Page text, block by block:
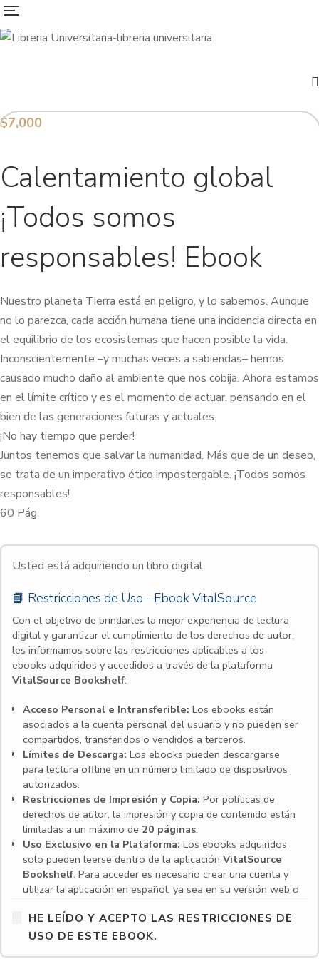
$7,000
Calentamiento global
¡Todos somos
responsables! Ebook
Nuestro planeta Tierra está en peligro, y lo sabemos. Aunque
no lo parezca, cada acción humana tiene una incidencia directa en
el equilibrio de los ecosistemas que hacen posible la vida.
Inconscientemente –y muchas veces a sabiendas– hemos
causado mucho daño al ambiente que nos cobija. Ahora estamos
en el límite crítico y es el momento de actuar, pensando en el
bien de las generaciones futuras y actuales.
¡No hay tiempo que perder!
Juntos tenemos que salvar la humanidad. Más que de un deseo,
se trata de un imperativo ético impostergable. ¡Todos somos
responsables!
60 Pág.
Usted está adquiriendo un libro digital.
📘 Restricciones de Uso - Ebook VitalSource
Con el objetivo de brindarles la mejor experiencia de lectura
digital y garantizar el cumplimiento de los derechos de autor,
les informamos sobre las restricciones aplicables a los
ebooks adquiridos y accedidos a través de la plataforma
VitalSource Bookshelf:
Acceso Personal e Intransferible: Los ebooks están
asociados a la cuenta personal del usuario y no pueden ser
compartidos, transferidos o vendidos a terceros.
Límites de Descarga: Los ebooks pueden descargarse
para lectura offline en un número limitado de dispositivos
autorizados.
Restricciones de Impresión y Copia: Por políticas de
derechos de autor, la impresión y copia de contenido están
limitadas a un máximo de 20 páginas.
Uso Exclusivo en la Plataforma: Los ebooks adquiridos
solo pueden leerse dentro de la aplicación VitalSource
Bookshelf. Para acceder es necesario crear una cuenta y
utilizar la aplicación en español, ya sea en su versión web o
Compatibilidad de dispositivos:VitalSource Bookshelf es
compatible con una amplia gama de dispositivos,
HE LEÍDO Y ACEPTO LAS RESTRICCIONES DE
USO DE ESTE EBOOK.